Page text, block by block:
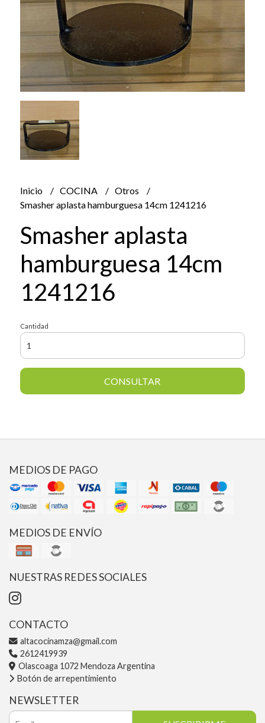
Inicio COCINA
Otros
Smasher aplasta hamburguesa 14cm 1241216
Smasher aplasta
hamburguesa 14cm
1241216
Cantidad
CONSULTAR
MEDIOS DE PAGO
MEDIOS DE ENVÍO
NUESTRAS REDES SOCIALES
CONTACTO
altacocinamza@gmail.com
2612419939
Olascoaga 1072 Mendoza Argentina
Botón de arrepentimiento
NEWSLETTER